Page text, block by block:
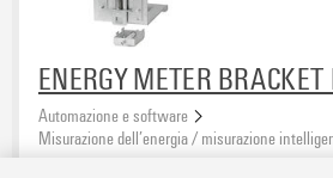
ENERGY METER BRACKET
Automazione e software
Misurazione dell’energia / misurazione